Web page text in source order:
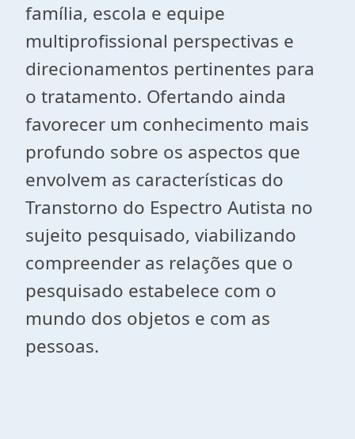
família, escola e equipe
multiprofissional perspectivas e
direcionamentos pertinentes para
o tratamento. Ofertando ainda
favorecer um conhecimento mais
profundo sobre os aspectos que
envolvem as características do
Transtorno do Espectro Autista no
sujeito pesquisado, viabilizando
compreender as relações que o
pesquisado estabelece com o
mundo dos objetos e com as
pessoas.